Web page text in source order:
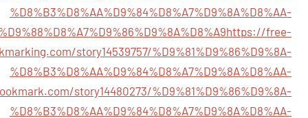
%D8%B3%D8%AA%D9%84%D8%A7%D9%8A%D8%AA-
https://free-
story14539757/%D9%81%D9%86%D9%8A-
%D8%B3%D8%AA%D9%84%D8%A7%D9%8A%D8%AA-
story14480273/%D9%81%D9%86%D9%8A-
%D8%B3%D8%AA%D9%84%D8%A7%D9%8A%D8%AA-